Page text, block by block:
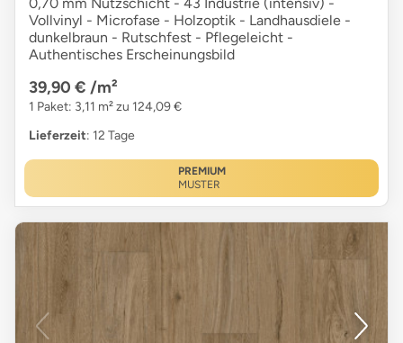
Vollvinyl - Microfase - Holzoptik - Landhausdiele -
dunkelbraun - Rutschfest - Pflegeleicht -
Authentisches Erscheinungsbild
39,90 € /m²
1 Paket: 3,11 m² zu 124,09 €
Lieferzeit: 12 Tage
PREMIUM
MUSTER